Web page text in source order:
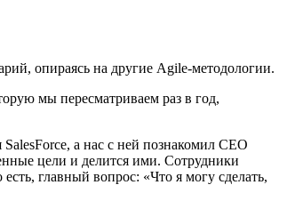
опираясь на другие Agile-методологии.
мы пересматриваем раз в год,
а нас с ней познакомил CEO
цели и делится ими. Сотрудники
главный вопрос: «Что я могу сделать,